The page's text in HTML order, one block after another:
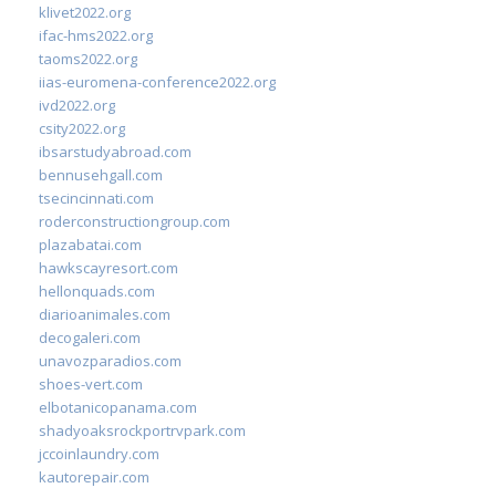
klivet2022.org
ifac-hms2022.org
taoms2022.org
iias-euromena-conference2022.org
ivd2022.org
csity2022.org
ibsarstudyabroad.com
bennusehgall.com
tsecincinnati.com
roderconstructiongroup.com
plazabatai.com
hawkscayresort.com
hellonquads.com
diarioanimales.com
decogaleri.com
unavozparadios.com
shoes-vert.com
elbotanicopanama.com
shadyoaksrockportrvpark.com
jccoinlaundry.com
kautorepair.com